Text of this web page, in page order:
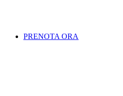
PRENOTA ORA